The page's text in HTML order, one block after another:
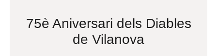
75è Aniversari dels Diables
de Vilanova